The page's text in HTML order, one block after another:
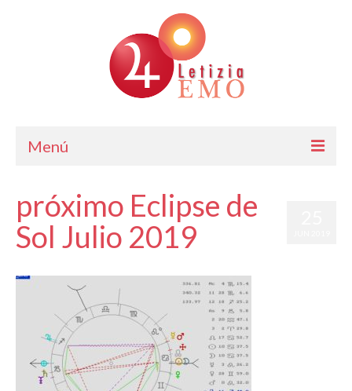
Menú
Cursos de Astrología
Consulta
Blog. Horóscopo Gratis
Letizia Emo
Contáctame
próximo Eclipse de
Sol Julio 2019